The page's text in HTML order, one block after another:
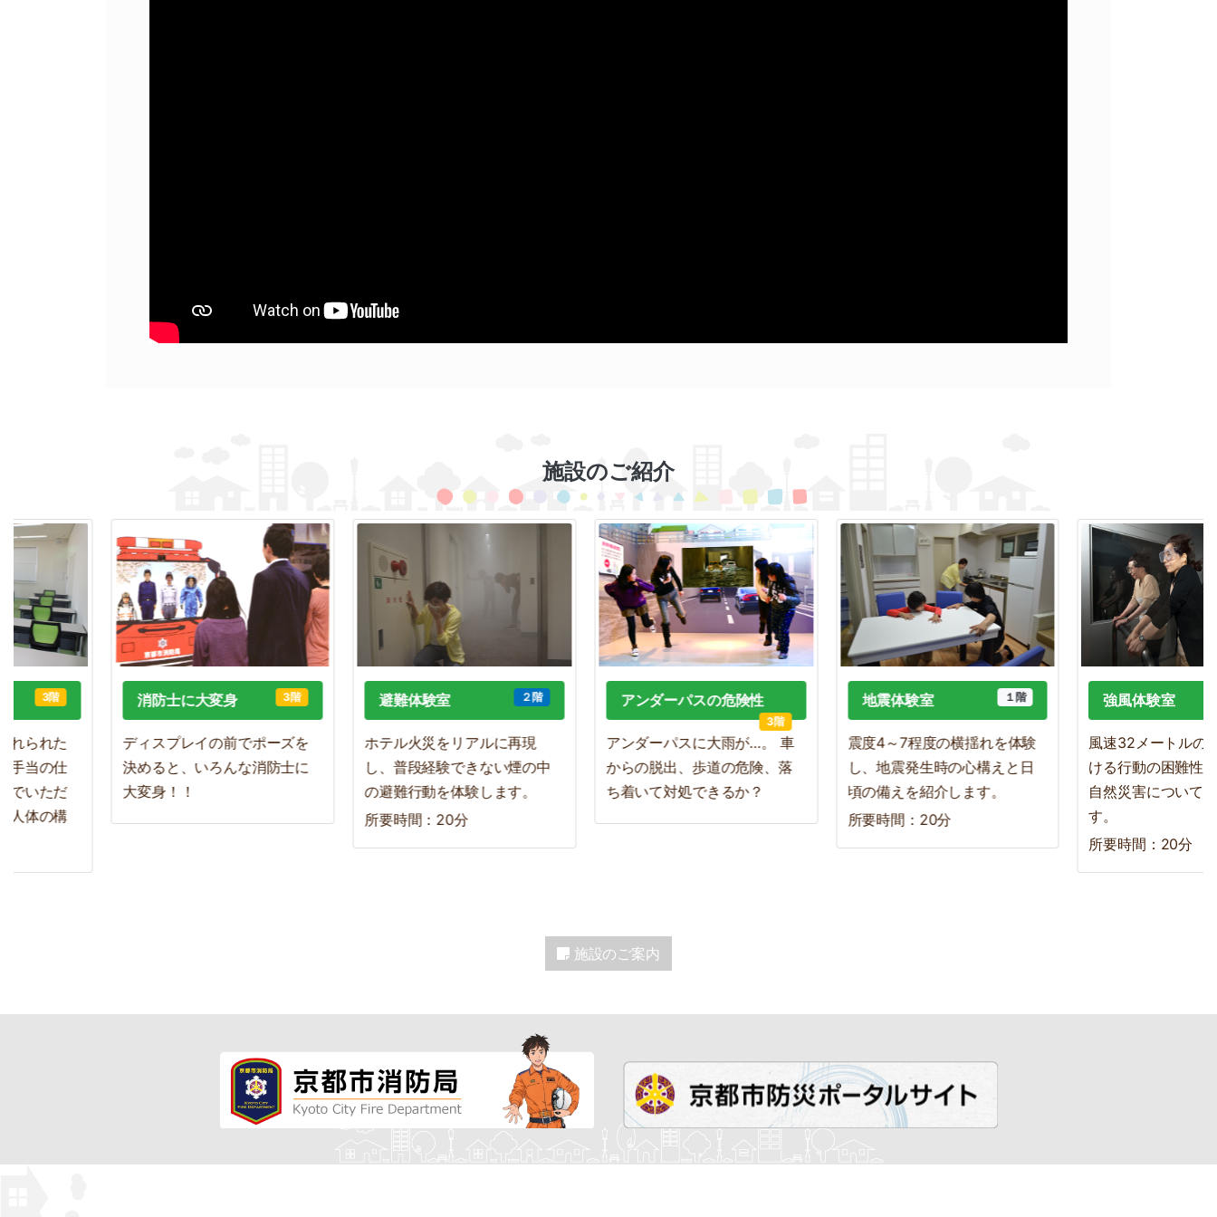
施設のご紹介
れた
の仕
ただ
の構
消防士に大変身
ディスプレイの前でポーズを
決めると、いろんな消防士に
大変身！！
避難体験室
ホテル火災をリアルに再現
し、普段経験できない煙の中
の避難行動を体験します。
所要時間：20分
アンダーパスの危険性
3階
アンダーパスに大雨が…。 車
からの脱出、歩道の危険、落
ち着いて対処できるか？
地震体験室
震度4～7程度の横揺れを体験
し、地震発生時の心構えと日
頃の備えを紹介します。
所要時間：20分
強風体験室
風速32メートルの強
ける行動の困難性を
自然災害について紹介
す。
所要時間：20分
施設のご案内